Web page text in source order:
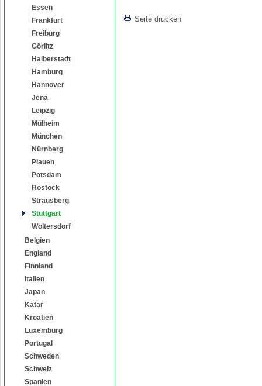
Essen
Frankfurt
Freiburg
Görlitz
Halberstadt
Hamburg
Hannover
Jena
Leipzig
Mülheim
München
Nürnberg
Plauen
Potsdam
Rostock
Strausberg
Stuttgart
Woltersdorf
Belgien
England
Finnland
Italien
Japan
Katar
Kroatien
Luxemburg
Portugal
Schweden
Schweiz
Spanien
Seite drucken